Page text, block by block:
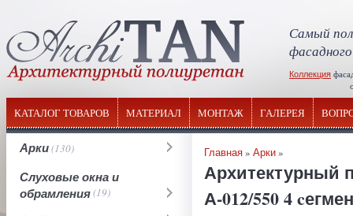
Самый
Коллекция
КАТАЛОГ ТОВАРОВ МАТЕРИАЛ МОНТАЖ ГАЛЕРЕЯ
Арки(130)
Слуховые окна и
обрамления(19)
Главная» Арки»
Архитектурный
А-012/550 4